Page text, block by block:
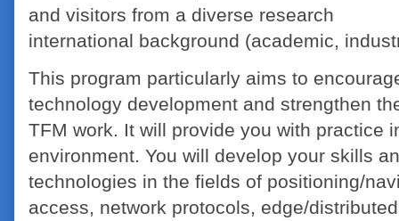
and visitors from a diverse research
international background (academic,
This program particularly aims to
technology development and strengthen
TFM work. It will provide you with practice
environment. You will develop your skills
technologies in the fields of positioning/
access, network protocols, edge/